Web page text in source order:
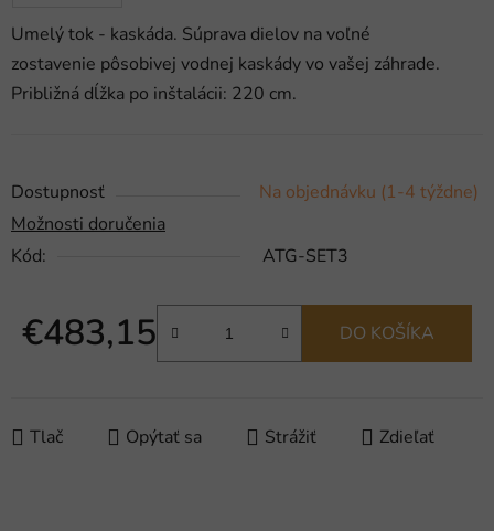
Umelý tok - kaskáda. Súprava dielov na voľné
zostavenie pôsobivej vodnej kaskády vo vašej záhrade.
Približná dĺžka po inštalácii: 220 cm.
Dostupnosť
Na objednávku (1-4 týždne)
Možnosti doručenia
Kód:
ATG-SET3
€483,15 DO KOŠÍKA
Tlač Opýtať sa Strážiť Zdieľať